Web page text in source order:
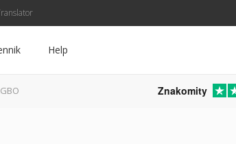
Help
Znakomity